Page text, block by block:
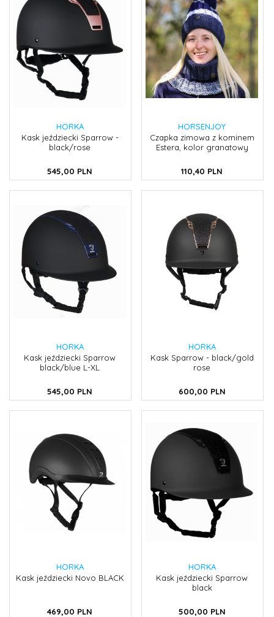
HORKA
Kask jeździecki Sparrow -
black/rose
545,00 PLN
HORSENJOY
Czapka zimowa z kominem
Estera, kolor granatowy
110,40 PLN
HORKA
Kask jeździecki Sparrow
black/blue L-XL
545,00 PLN
HORKA
Kask Sparrow - black/gold
rose
600,00 PLN
HORKA
Kask jeździecki Novo BLACK
469,00 PLN
HORKA
Kask jeździecki Sparrow
black
500,00 PLN